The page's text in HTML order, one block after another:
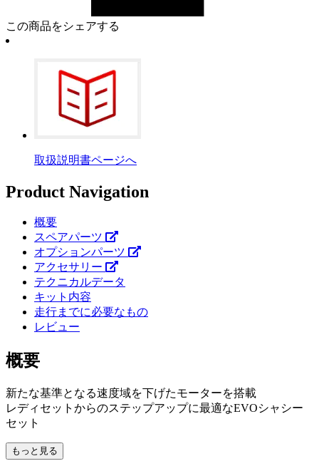
この商品をシェアする
取扱説明書ページへ
Product Navigation
概要
スペアパーツ
オプションパーツ
アクセサリー
テクニカルデータ
キット内容
走行までに必要なもの
レビュー
概要
新たな基準となる速度域を下げたモーターを搭載
レディセットからのステップアップに最適なEVOシャシー
セット
もっと見る